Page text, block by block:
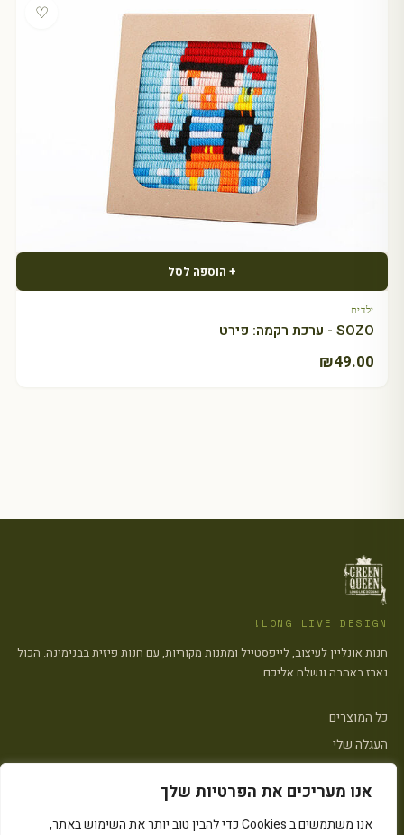
אנו מעריכים את הפרטיות שלך
אנו משתמשים ב Cookies כדי להבין טוב יותר את השימוש באתר,
♡
+ הוספה לסל
ילדים
SOZO - ערכת רקמה: פירט
₪49.00
LONG LIVE DESIGN!
חנות אונליין לעיצוב, לייפסטייל ומתנות מקוריות, עם חנות פיזית בבנימינה. הכול
נארז באהבה ונשלח אליכם.
כל המוצרים
העגלה שלי